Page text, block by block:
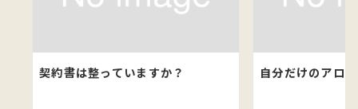
契約書は整っていますか？ 自分だけのアロ